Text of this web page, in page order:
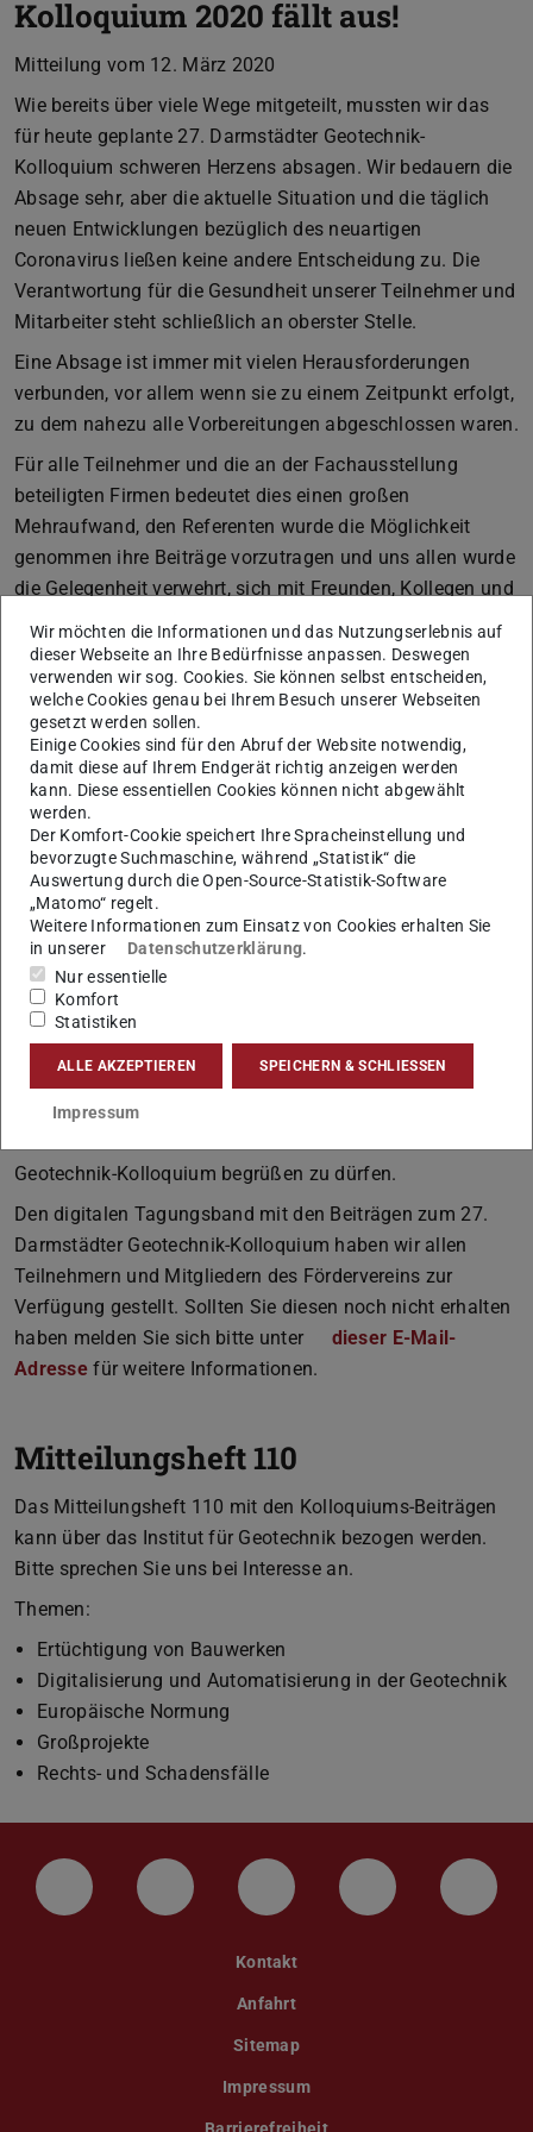
Kolloquium 2020 fällt aus!
Mitteilung vom 12. März 2020
Wie bereits über viele Wege mitgeteilt, mussten wir das
für heute geplante 27. Darmstädter Geotechnik-
Kolloquium schweren Herzens absagen. Wir bedauern die
Absage sehr, aber die aktuelle Situation und die täglich
neuen Entwicklungen bezüglich des neuartigen
Coronavirus ließen keine andere Entscheidung zu. Die
Verantwortung für die Gesundheit unserer Teilnehmer und
Mitarbeiter steht schließlich an oberster Stelle.
Eine Absage ist immer mit vielen Herausforderungen
verbunden, vor allem wenn sie zu einem Zeitpunkt erfolgt,
zu dem nahezu alle Vorbereitungen abgeschlossen waren.
Für alle Teilnehmer und die an der Fachausstellung
beteiligten Firmen bedeutet dies einen großen
Mehraufwand, den Referenten wurde die Möglichkeit
genommen ihre Beiträge vorzutragen und uns allen wurde
die Gelegenheit verwehrt, sich mit Freunden, Kollegen und
Geschäftspartnern in der entspannten Atmosphäre
unseres Kolloquiums auszutauschen.
Wir haben sehr viel Zeit, Energie und natürlich auch Geld
aufgewendet, was nun nicht zu dem gewünschten
Ergebnis geführt hat.
Deshalb freut uns das positive Feedback von einigen
Teilnehmern und Firmen umso mehr, ihren
Teilnahmebeitrag oder Teile von diesem an den
„Förderverein der Freunde des Institutes für Geotechnik an
der Technischen Universität Darmstadt e.V.“ zu spenden
und uns damit zu unterstützen. Auch Zusagen von Firmen
und Teilnehmern, im nächsten Jahr unbedingt dabei sein
zu wollen, ermutigen und bestärken uns sehr darin für das
Jahr 2021 ein hervorragendes Geotechnik-Kolloquium zu
planen.
In diesem Sinne hoffen wir sehr, Sie alle im nächsten Jahr
Geotechnik-Kolloquium begrüßen zu dürfen.
Den digitalen Tagungsband mit den Beiträgen zum 27.
Darmstädter Geotechnik-Kolloquium haben wir allen
Teilnehmern und Mitgliedern des Fördervereins zur
Verfügung gestellt. Sollten Sie diesen noch nicht erhalten
haben melden Sie sich bitte unter
dieser E-Mail-
Adressefür weitere Informationen.
Mitteilungsheft 110
Das Mitteilungsheft 110 mit den Kolloquiums-Beiträgen
kann über das Institut für Geotechnik bezogen werden.
Bitte sprechen Sie uns bei Interesse an.
Themen:
Ertüchtigung von Bauwerken
Digitalisierung und Automatisierung in der Geotechnik
Europäische Normung
Großprojekte
Rechts- und Schadensfälle
LinkedIn-Seite der TU Darmstadt
Instagram-Kanal der TU
Bluesky-Kanal der TU
Facebook-
Kontakt
Anfahrt
Sitemap
Impressum
Wir möchten die Informationen und das Nutzungserlebnis auf
dieser Webseite an Ihre Bedürfnisse anpassen. Deswegen
verwenden wir sog. Cookies. Sie können selbst entscheiden,
welche Cookies genau bei Ihrem Besuch unserer Webseiten
gesetzt werden sollen.
Einige Cookies sind für den Abruf der Website notwendig,
damit diese auf Ihrem Endgerät richtig anzeigen werden
kann. Diese essentiellen Cookies können nicht abgewählt
werden.
Der Komfort-Cookie speichert Ihre Spracheinstellung und
bevorzugte Suchmaschine, während „Statistik“ die
Auswertung durch die Open-Source-Statistik-Software
„Matomo“ regelt.
Weitere Informationen zum Einsatz von Cookies erhalten Sie
in unserer
Datenschutzerklärung.
Nur essentielle
Komfort
Statistiken
ALLE AKZEPTIEREN SPEICHERN & SCHLIESSEN
Impressum